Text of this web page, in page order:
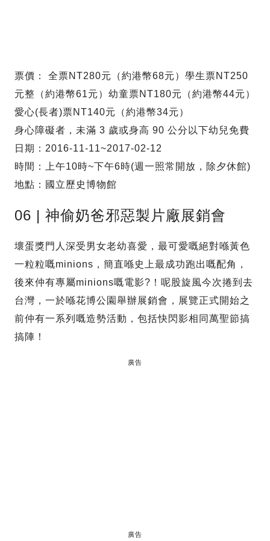
票價： 全票NT280元（約港幣68元）學生票NT250
元整（約港幣61元）幼童票NT180元（約港幣44元）
愛心(長者)票NT140元（約港幣34元）
身心障礙者，未滿 3 歲或身高 90 公分以下幼兒免費
日期：2016-11-11~2017-02-12
時間：上午10時~下午6時(週一照常開放，除夕休館)
地點：國立歷史博物館
06 | 神偷奶爸邪惡製片廠展銷會
壞蛋獎門人深受男女老幼喜愛，最可愛嘅絕對喺黃色
一粒粒嘅minions，簡直喺史上最成功跑出嘅配角，
後來仲有專屬minions嘅電影?！呢股旋風今次捲到去
台灣，一於喺花博公園舉辦展銷會，展覽正式開始之
前仲有一系列嘅造勢活動，包括快閃影相同萬聖節搞
搞陣！
廣告
廣告